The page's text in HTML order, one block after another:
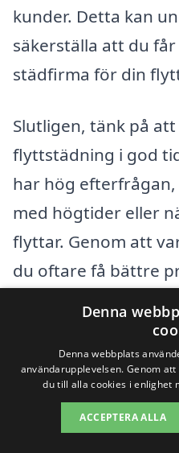
kunder. Detta kan
säkerställa att du
städfirma för din
Slutligen, tänk på
flyttstädning i god
har hög efterfrågan,
med högtider eller
flyttar. Genom att
du oftare få bättre
Få 3
förpliktelser
Denna
Denna webbplats
användarupplevelsen. Genom
du till alla cookies i enlighet
ACCEPTERA ALLA